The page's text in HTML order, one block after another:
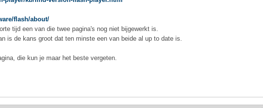
flash/about/
tijd een van die twee pagina's nog niet bijgewerkt is.
is de kans groot dat ten minste een van beide al up to date is.
die kun je maar het beste vergeten.